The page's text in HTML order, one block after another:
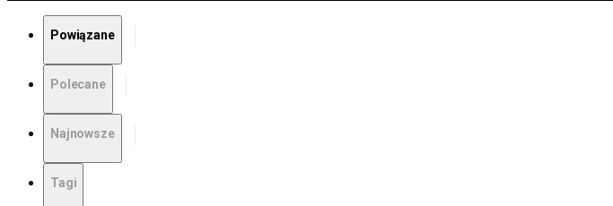
Powiązane
Polecane
Najnowsze
Tagi